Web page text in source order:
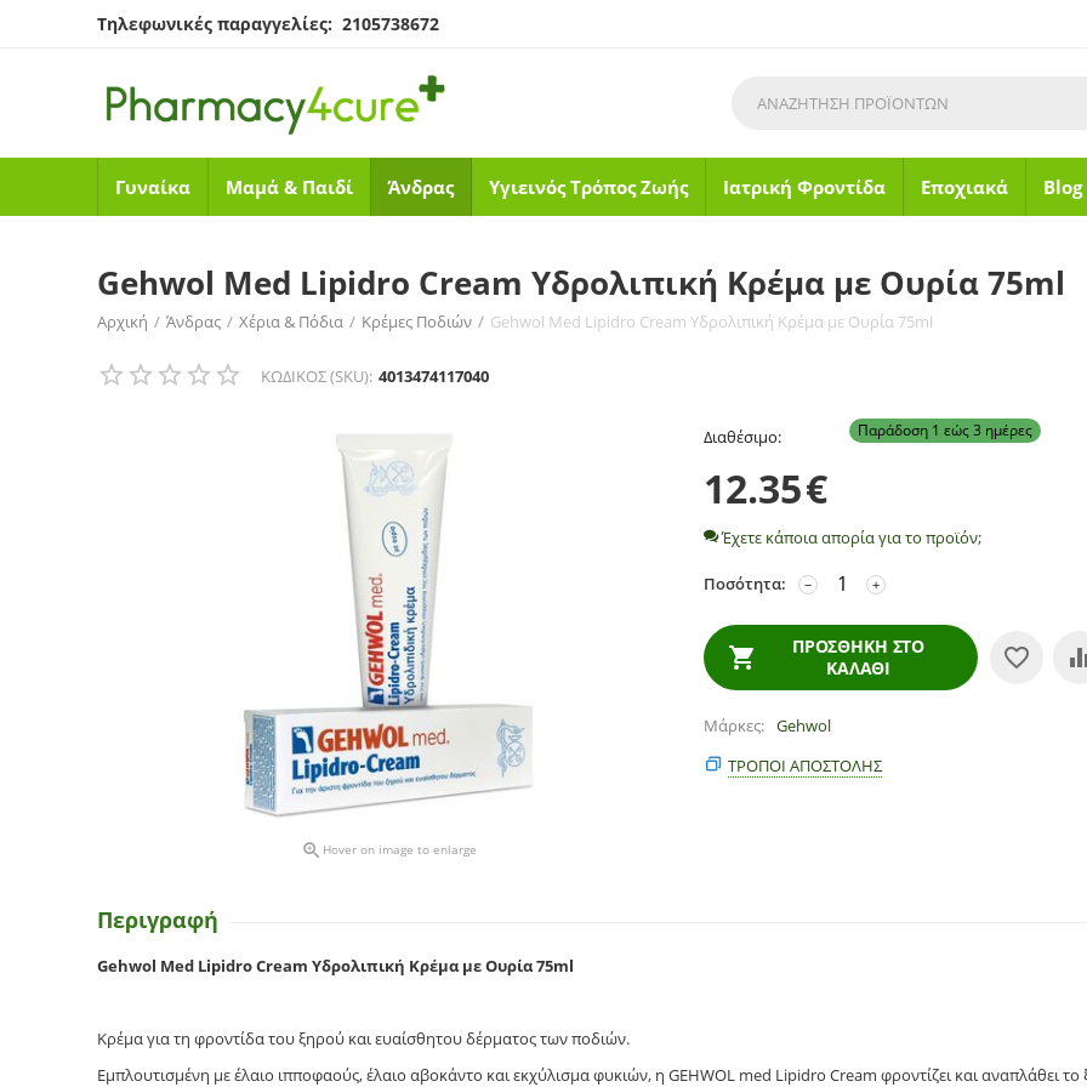
Τηλεφωνικές παραγγελίες: 2105738672
Γυναίκα Μαμά & Παιδί Άνδρας Υγιεινός Τρόπος Ζωής Ιατρική Φροντίδα Εποχιακά Blog
Gehwol Med Lipidro Cream Υδρολιπική Κρέμα με Ουρία 75ml
Αρχική / Άνδρας / Χέρια & Πόδια / Κρέμες Ποδιών / Gehwol Med Lipidro Cream Υδρολιπική Κρέμα με Ουρία 75ml
ΚΩΔΙΚΟΣ (SKU): 4013474117040
 Hover on image to enlarge
Διαθέσιμο: Παράδοση 1 εώς 3 ημέρες
12.35€
Έχετε κάποια απορία για το προϊόν;
Ποσότητα: +
−
ΠΡΟΣΘΉΚΗ ΣΤΟ
ΚΑΛΆΘΙ
Μάρκες
Gehwol
ΤΡΌΠΟΙ ΑΠΟΣΤΟΛΉΣ
Περιγραφή
Gehwol Med Lipidro Cream Υδρολιπική Κρέμα με Ουρία 75ml
Kρέμα για τη φροντίδα του ξηρού και ευαίσθητου δέρματος των ποδιών.
Εμπλουτισμένη με έλαιο ιπποφαούς, έλαιο αβοκάντο και εκχύλισμα φυκιών, η GEHWOL med Lipidro Cream φροντίζει και αναπλάθει το